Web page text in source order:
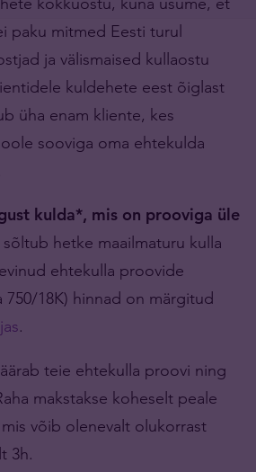
paku mitmed Eesti turul
ja välismaised kullaostu
kuldehete eest õiglast
üha enam kliente, kes
sooviga oma ehtekulda
kulda*, mis on prooviga üle
hetke maailmaturu kulla
ehtekulla proovide
750/18K) hinnad on märgitud
.
teie ehtekulla proovi ning
makstakse koheselt peale
võib olenevalt olukorrast
3h.